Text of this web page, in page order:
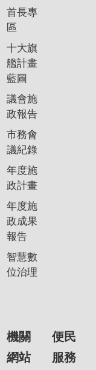
English
資
訊
安
全
政
策
隱
私
權
政
策
資
開
放
首長專
區
十大旗
艦計畫
藍圖
議會施
政報告
市務會
議紀錄
年度施
政計畫
年度施
政成果
報告
智慧數
位治理
機關
網站
便民
服務